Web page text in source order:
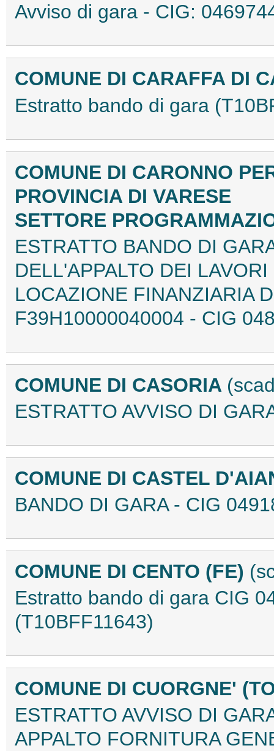
Avviso di gara - CIG:
COMUNE DI CARAFFA DI
Estratto bando di gara
COMUNE DI CARONNO
PROVINCIA DI VARESE
SETTORE
ESTRATTO BANDO DI
DELL'APPALTO DEI
LOCAZIONE FINANZIARIA
F39H10000040004 - CIG
COMUNE DI CASORIA
ESTRATTO AVVISO DI
COMUNE DI CASTEL
BANDO DI GARA - CIG
COMUNE DI CENTO (FE)
Estratto bando di gara CIG
(T10BFF11643)
COMUNE DI CUORGNE'
ESTRATTO AVVISO DI
APPALTO FORNITURA